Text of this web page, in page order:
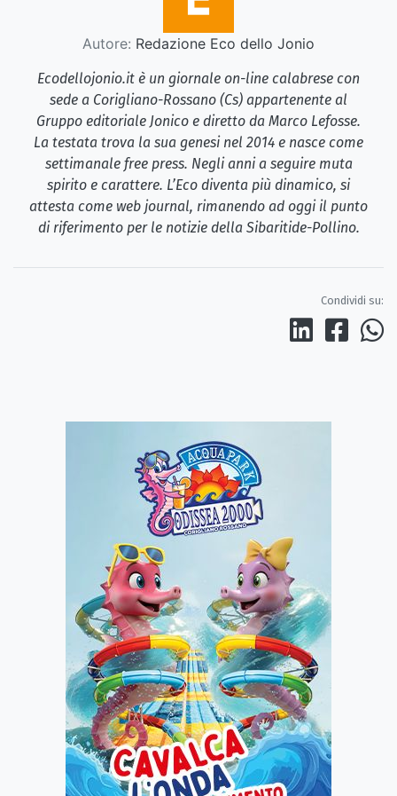
Autore: Redazione Eco dello Jonio
Ecodellojonio.it è un giornale on-line calabrese con
sede a Corigliano-Rossano (Cs) appartenente al
Gruppo editoriale Jonico e diretto da Marco Lefosse.
La testata trova la sua genesi nel 2014 e nasce come
settimanale free press. Negli anni a seguire muta
spirito e carattere. L’Eco diventa più dinamico, si
attesta come web journal, rimanendo ad oggi il punto
di riferimento per le notizie della Sibaritide-Pollino.
Condividi su: